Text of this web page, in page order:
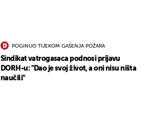
POGINUO TIJEKOM GAŠENJA POŽARA
Sindikat vatrogasaca podnosi prijavu
DORH-u: "Dao je svoj život, a oni nisu ništa
naučili"